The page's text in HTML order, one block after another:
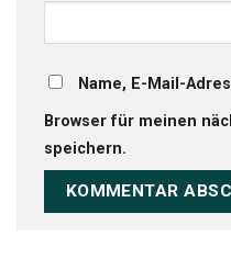
Name, E-Mail-
Browser für meinen
speichern.